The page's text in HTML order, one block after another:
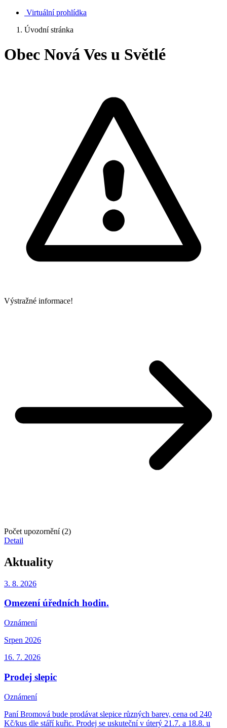
Virtuální prohlídka
Úvodní stránka
Obec Nová Ves u Světlé
Výstražné informace!
Počet upozornění (2)
Detail
Aktuality
3. 8. 2026
Omezení úředních hodin.
Oznámení
Srpen 2026
16. 7. 2026
Prodej slepic
Oznámení
Paní Bromová bude prodávat slepice různých barev, cena od 240
Kč/kus dle stáří kuřic. Prodej se uskuteční v úterý 21.7. a 18.8. u